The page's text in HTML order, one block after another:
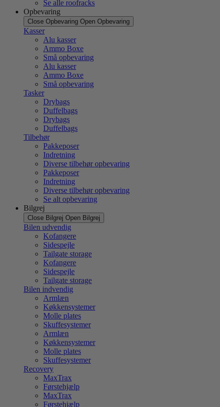
Se alle roofracks
Opbevaring
Close Opbevaring Open Opbevaring
Kasser
Alu kasser
Ammo Boxe
Små opbevaring
Alu kasser
Ammo Boxe
Små opbevaring
Tasker
Drybags
Duffelbags
Drybags
Duffelbags
Tilbehør
Pakkeposer
Indretning
Diverse tilbehør opbevaring
Pakkeposer
Indretning
Diverse tilbehør opbevaring
Se alt opbevaring
Bilgrej
Close Bilgrej Open Bilgrej
Bilen udvendig
Kofangere
Sidespejle
Tailgate storage
Kofangere
Sidespejle
Tailgate storage
Bilen indvendig
Armlæn
Køkkensystemer
Molle plates
Skuffesystemer
Armlæn
Køkkensystemer
Molle plates
Skuffesystemer
Recovery
MaxTrax
Førstehjælp
MaxTrax
Førstehjælp